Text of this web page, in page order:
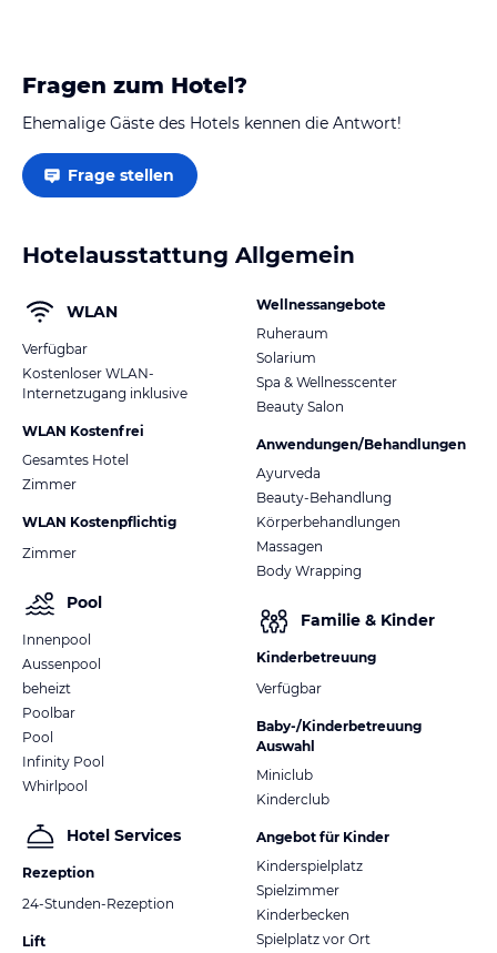
Fragen zum Hotel?
Ehemalige Gäste des Hotels kennen die Antwort!
Frage stellen
Hotelausstattung Allgemein
WLAN
Verfügbar
Kostenloser WLAN-
Internetzugang inklusive
WLAN Kostenfrei
Gesamtes Hotel
Zimmer
WLAN Kostenpflichtig
Zimmer
Pool
Innenpool
Aussenpool
beheizt
Poolbar
Pool
Infinity Pool
Whirlpool
Hotel Services
Rezeption
24-Stunden-Rezeption
Lift
Wellnessangebote
Ruheraum
Solarium
Spa & Wellnesscenter
Beauty Salon
Anwendungen/Behandlungen
Ayurveda
Beauty-Behandlung
Körperbehandlungen
Massagen
Body Wrapping
Familie & Kinder
Kinderbetreuung
Verfügbar
Baby-/Kinderbetreuung
Auswahl
Miniclub
Kinderclub
Angebot für Kinder
Kinderspielplatz
Spielzimmer
Kinderbecken
Spielplatz vor Ort